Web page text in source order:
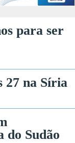
para ser
27 na Síria
do Sudão